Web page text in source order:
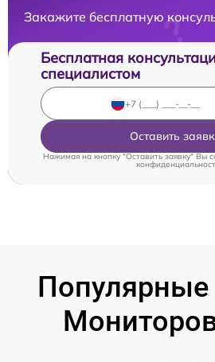
Закажите бесплатную
Бесплатная
специалистом
Оставить
Нажимая на кнопку "Оставить заявку" Вы